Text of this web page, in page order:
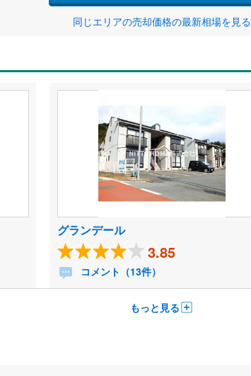
同じエリアの売却価格の最新相場を見る
グランデール
3.85
コメント（13件）
もっと見る